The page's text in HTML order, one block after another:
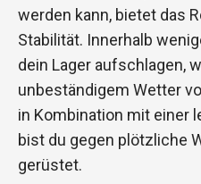
werden kann, bietet das
Stabilität. Innerhalb
dein Lager aufschlagen,
unbeständigem Wetter
in Kombination mit einer
bist du gegen plötzliche
gerüstet.